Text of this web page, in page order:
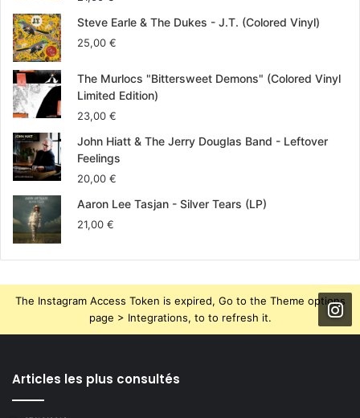
o
r
r
Steve Earle & The Dukes - J.T. (Colored Vinyl)
25,00 €
The Murlocs "Bittersweet Demons" (Colored Vinyl
Limited Edition)
23,00 €
John Hiatt & The Jerry Douglas Band - Leftover
Feelings
20,00 €
Aaron Lee Tasjan - Silver Tears (LP)
21,00 €
The Instagram Access Token is expired, Go to the Theme options
page > Integrations, to to refresh it.
Articles les plus consultés